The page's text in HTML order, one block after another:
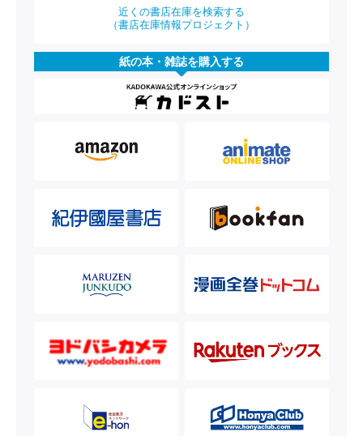
近くの書店在庫を検索する
（書店在庫情報プロジェクト）
紙の本・雑誌を購入する